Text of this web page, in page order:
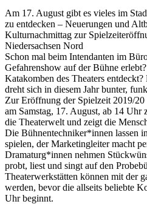
Am 17. August gibt es vieles im
zu entdecken – Neuerungen und
Kulturnachmittag zur
Niedersachsen Nord
Schon mal beim Intendanten im
Gefahrenshow auf der Bühne
Katakomben des Theaters
dreht sich in diesem Jahr bunter,
Zur Eröffnung der Spielzeit 2019/
am Samstag, 17. August, ab 14 Uhr
die Theaterwelt und zeigt die
Die Bühnentechniker*innen lassen
spielen, der Marketingleiter macht
Dramaturg*innen nehmen
probt, liest und singt auf den
Theaterwerkstätten können mit der
werden, bevor die allseits beliebte
Uhr beginnt.